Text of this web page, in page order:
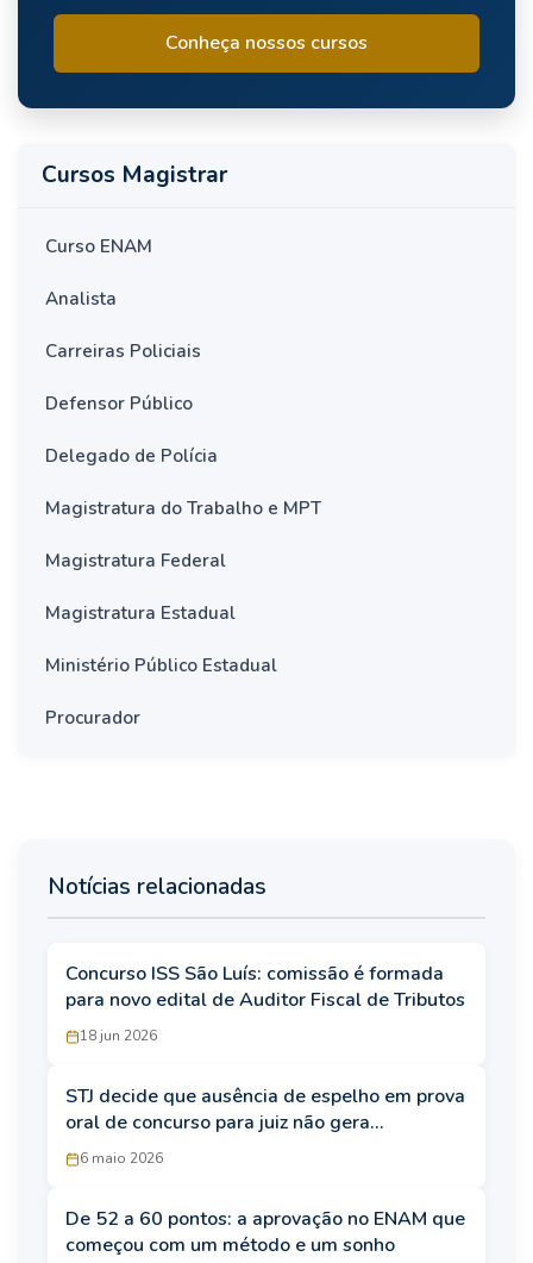
Conheça nossos cursos
Cursos Magistrar
Curso ENAM
Analista
Carreiras Policiais
Defensor Público
Delegado de Polícia
Magistratura do Trabalho e MPT
Magistratura Federal
Magistratura Estadual
Ministério Público Estadual
Procurador
Notícias relacionadas
Concurso ISS São Luís: comissão é formada
para novo edital de Auditor Fiscal de Tributos
18 jun 2026
STJ decide que ausência de espelho em prova
oral de concurso para juiz não gera
ilegalidade
6 maio 2026
De 52 a 60 pontos: a aprovação no ENAM que
começou com um método e um sonho